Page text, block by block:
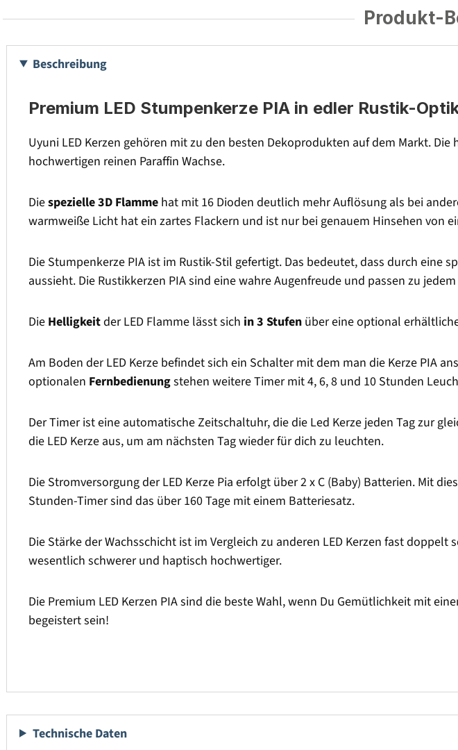
Produkt-
Beschreibung
Premium LED Stumpenkerze PIA in edler Rustik-
Uyuni LED Kerzen gehören mit zu den besten Dekoprodukten auf dem Markt.
hochwertigen reinen Paraffin Wachse.
Diespezielle 3D Flamme hat mit 16 Dioden deutlich mehr Auflösung als bei
warmweiße Licht hat ein zartes Flackern und ist nur bei genauem Hinsehen von
Die Stumpenkerze PIA ist im Rustik-Stil gefertigt. Das bedeutet, dass durch
aussieht. Die Rustikkerzen PIA sind eine wahre Augenfreude und passen zu
Die Helligkeitder LED Flamme lässt sich in 3 Stufen über eine optional
Am Boden der LED Kerze befindet sich ein Schalter mit dem man die Kerze PIA
optionalen Fernbedienungstehen weitere Timer mit 4, 6, 8 und 10 Stunden
Der Timer ist eine automatische Zeitschaltuhr, die die Led Kerze jeden Tag zur
die LED Kerze aus, um am nächsten Tag wieder für dich zu leuchten.
Die Stromversorgung der LED Kerze Pia erfolgt über 2 x C (Baby) Batterien. Mit
Stunden-Timer sind das über 160 Tage mit einem Batteriesatz.
Die Stärke der Wachsschicht ist im Vergleich zu anderen LED Kerzen fast
wesentlich schwerer und haptisch hochwertiger.
Die Premium LED Kerzen PIA sind die beste Wahl, wenn Du Gemütlichkeit mit
begeistert sein!
Technische Daten